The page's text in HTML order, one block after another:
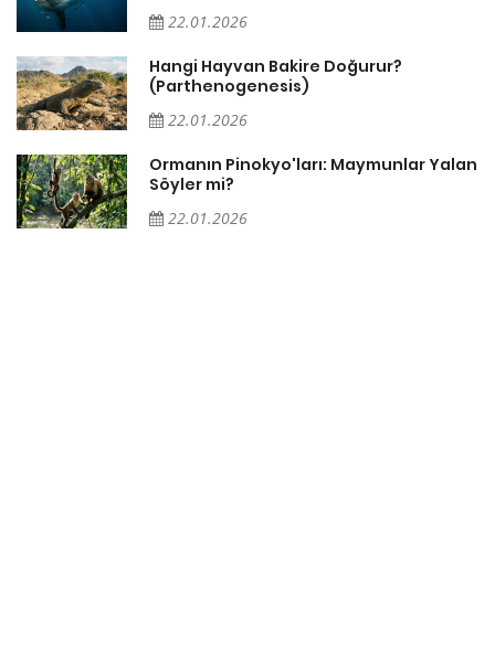
22.01.2026
Hangi Hayvan Bakire Doğurur?
(Parthenogenesis)
22.01.2026
Ormanın Pinokyo'ları: Maymunlar Yalan
Söyler mi?
22.01.2026